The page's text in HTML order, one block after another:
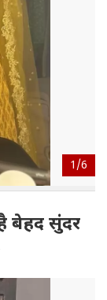
1/6
बेहद सुंदर